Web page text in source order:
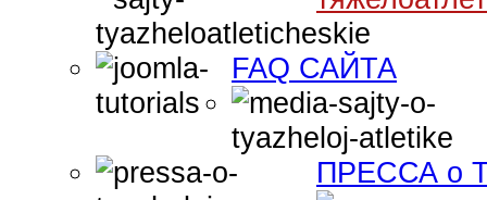
FAQ САЙТА
ПРЕССА о